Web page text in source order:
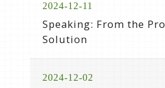
2024-12-11
Speaking: From the
Solution
2024-12-02